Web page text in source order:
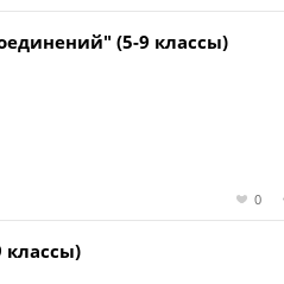
(5-9 классы)
0
классы)